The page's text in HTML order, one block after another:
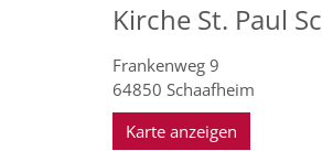
Kirche St. Paul
Frankenweg 9
64850 Schaafheim
Karte anzeigen